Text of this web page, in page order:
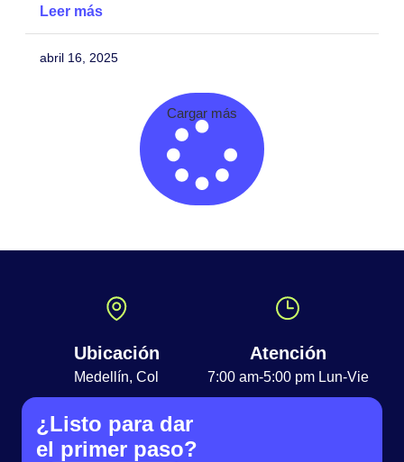
Leer más
abril 16, 2025
Cargar más
Ubicación
Medellín, Col
Atención
7:00 am-5:00 pm Lun-Vie
¿Listo para dar
el primer paso?